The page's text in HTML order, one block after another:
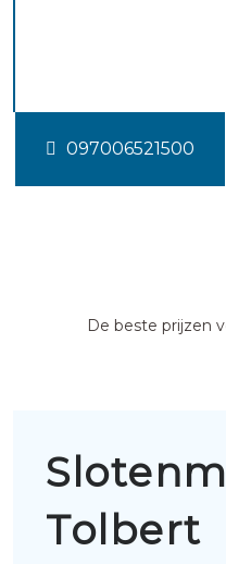
097006521500
De beste prijzen
Tolbert